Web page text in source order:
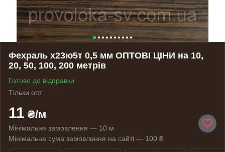
Фехраль х23ю5т 0,5 мм ОПТОВІ ЦІНИ на 10,
20, 50, 100, 200 метрів
Готово до відправки
Тільки опт
11 ₴/м
Мінімальне замовлення — 10 м
Мінімальна сума замовлення на сайті — 100 ₴